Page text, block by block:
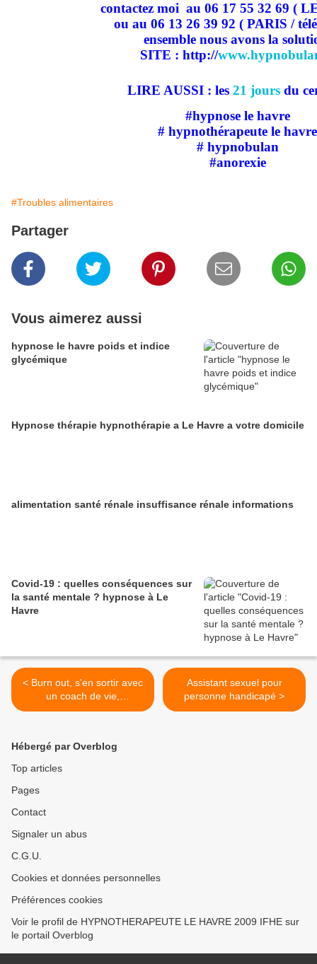
contactez moi au 06 17 55 32 69 (
ou au 06 13 26 39 92 ( PARIS /
ensemble nous avons la
SITE : http://
LIRE AUSSI : les 21 jours du
#hypnose le havre
# hypnothérapeute le havre
# hypnobulan
#anorexie
#Troubles alimentaires
Partager
Vous aimerez aussi
hypnose le havre poids et indice
glycémique
Hypnose thérapie hypnothérapie a Le Havre a votre domicile
alimentation santé rénale insuffisance rénale informations
Covid-19 : quelles conséquences sur
la santé mentale ? hypnose à Le
Havre
< Burn out, s'en sortir avec
un coach de vie,
hypnothérapeute
Assistant sexuel pour
personne handicapé >
Hébergé par Overblog
Top articles
Pages
Contact
Signaler un abus
C.G.U.
Cookies et données personnelles
Préférences cookies
Voir le profil de HYPNOTHERAPEUTE LE HAVRE 2009 IFHE sur
le portail Overblog